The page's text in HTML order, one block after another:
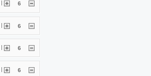
6
| 6
| 6
| 6